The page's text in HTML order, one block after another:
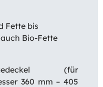
Fette bis
Bio-Fette
(für
360 mm – 405